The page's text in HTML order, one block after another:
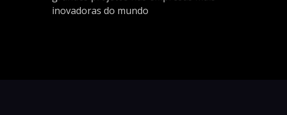
inovadoras do mundo